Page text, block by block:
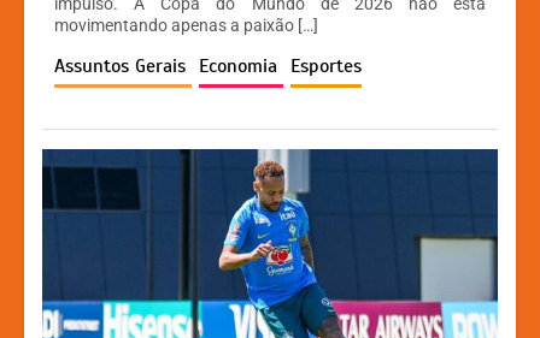
A
p
p
b
o
o
k
e
n
g
er
Li
n
k
movimentando apenas a paixão […]
Assuntos Gerais Economia Esportes